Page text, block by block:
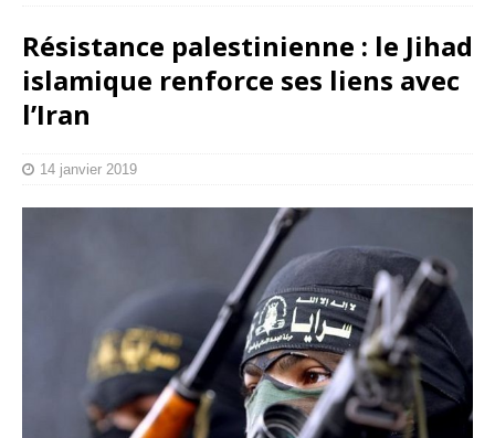
Résistance palestinienne : le Jihad
islamique renforce ses liens avec
l’Iran
14 janvier 2019